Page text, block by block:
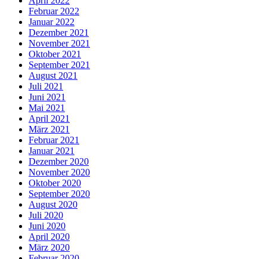
Februar 2022
Januar 2022
Dezember 2021
November 2021
Oktober 2021
September 2021
August 2021
Juli 2021
Juni 2021
Mai 2021
April 2021
März 2021
Februar 2021
Januar 2021
Dezember 2020
November 2020
Oktober 2020
September 2020
August 2020
Juli 2020
Juni 2020
April 2020
März 2020